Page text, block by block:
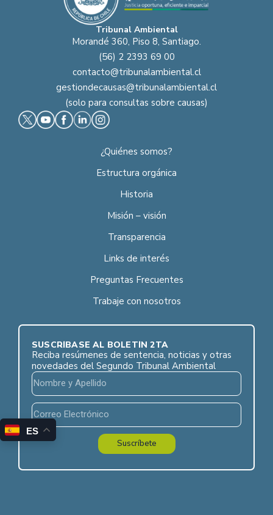
Tribunal Ambiental
Morandé 360, Piso 8, Santiago.
(56) 2 2393 69 00
contacto@tribunalambiental.cl
gestiondecausas@tribunalambiental.cl
(solo para consultas sobre causas)
¿Quiénes somos?
Estructura orgánica
Historia
Misión – visión
Transparencia
Links de interés
Preguntas Frecuentes
Trabaje con nosotros
SUSCRÍBASE AL BOLETÍN 2TA
Reciba resúmenes de sentencia, noticias y otras
novedades del Segundo Tribunal Ambiental
Suscríbete
ES